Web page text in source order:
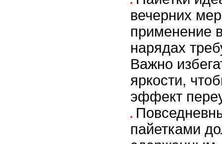
вечерних
применение
нарядах
Важно
яркости,
эффект
пайетками